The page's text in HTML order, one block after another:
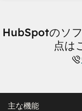
HubSpotのソ
点は
主な機能